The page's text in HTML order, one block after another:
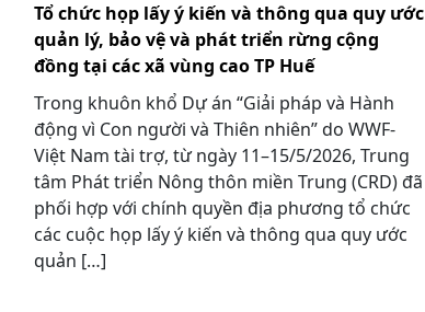
Tổ chức họp lấy ý kiến và thông qua quy ước
quản lý, bảo vệ và phát triển rừng cộng
đồng tại các xã vùng cao TP Huế
Trong khuôn khổ Dự án “Giải pháp và Hành
động vì Con người và Thiên nhiên” do WWF-
Việt Nam tài trợ, từ ngày 11–15/5/2026, Trung
tâm Phát triển Nông thôn miền Trung (CRD) đã
phối hợp với chính quyền địa phương tổ chức
các cuộc họp lấy ý kiến và thông qua quy ước
quản […]